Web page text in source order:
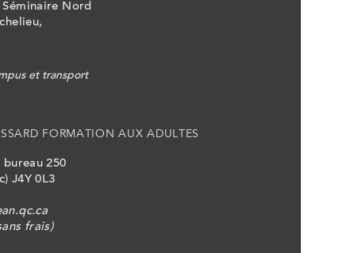
Nord
et transport
FORMATION AUX ADULTES
bureau 250
J4Y 0L3
frais)